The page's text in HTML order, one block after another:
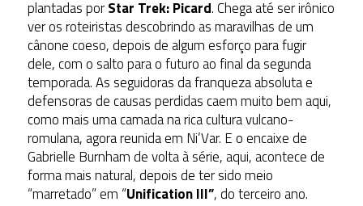
plantadas porStar Trek: Picard. Chega até ser irônico
ver os roteiristas descobrindo as maravilhas de um
cânone coeso, depois de algum esforço para fugir
dele, com o salto para o futuro ao final da segunda
temporada. As seguidoras da franqueza absoluta e
defensoras de causas perdidas caem muito bem aqui,
como mais uma camada na rica cultura vulcano-
romulana, agora reunida em Ni’Var. E o encaixe de
Gabrielle Burnham de volta à série, aqui, acontece de
forma mais natural, depois de ter sido meio
“marretado” em “Unification III”, do terceiro ano.